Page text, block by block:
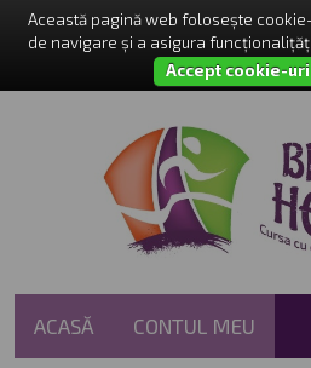
ACASĂ CONTUL MEU
Această pagină web folosește
de navigare și a asigura
Accept cookie-uri